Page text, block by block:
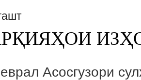
Асосгузори